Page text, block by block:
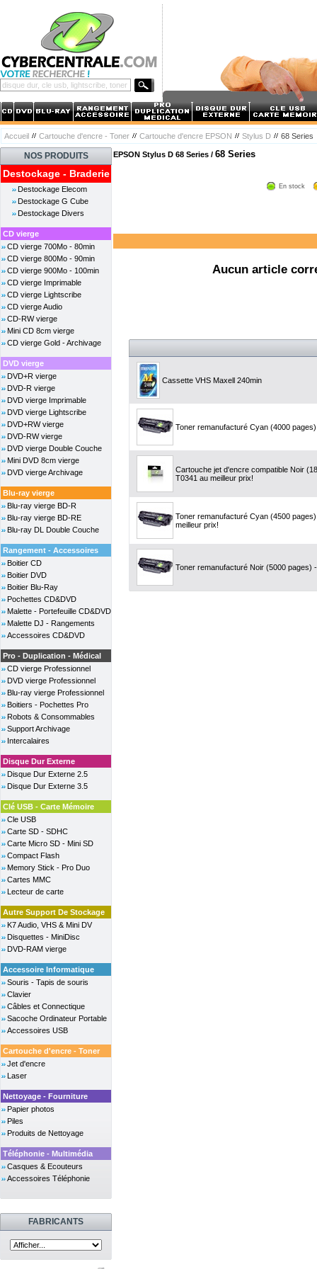
Accueil Cartouche d'encre - Toner Cartouche d'encre EPSON Stylus D 68 Series
NOS PRODUITS
Destockage - Braderie
Destockage Elecom
Destockage G Cube
Destockage Divers
CD vierge
CD vierge 700Mo - 80min
CD vierge 800Mo - 90min
CD vierge 900Mo - 100min
CD vierge Imprimable
CD vierge Lightscribe
CD vierge Audio
CD-RW vierge
Mini CD 8cm vierge
CD vierge Gold - Archivage
DVD vierge
DVD+R vierge
DVD-R vierge
DVD vierge Imprimable
DVD vierge Lightscribe
DVD+RW vierge
DVD-RW vierge
DVD vierge Double Couche
Mini DVD 8cm vierge
DVD vierge Archivage
Blu-ray vierge
Blu-ray vierge BD-R
Blu-ray vierge BD-RE
Blu-ray DL Double Couche
Rangement - Accessoires
Boitier CD
Boitier DVD
Boitier Blu-Ray
Pochettes CD&DVD
Malette - Portefeuille CD&DVD
Malette DJ - Rangements
Accessoires CD&DVD
Pro - Duplication - Médical
CD vierge Professionnel
DVD vierge Professionnel
Blu-ray vierge Professionnel
Boitiers - Pochettes Pro
Robots & Consommables
Support Archivage
Intercalaires
Disque Dur Externe
Disque Dur Externe 2.5
Disque Dur Externe 3.5
Clé USB - Carte Mémoire
Cle USB
Carte SD - SDHC
Carte Micro SD - Mini SD
Compact Flash
Memory Stick - Pro Duo
Cartes MMC
Lecteur de carte
Autre Support De Stockage
K7 Audio, VHS & Mini DV
Disquettes - MiniDisc
DVD-RAM vierge
Accessoire Informatique
Souris - Tapis de souris
Clavier
Câbles et Connectique
Sacoche Ordinateur Portable
Accessoires USB
Cartouche d'encre - Toner
Jet d'encre
Laser
Nettoyage - Fourniture
Papier photos
Piles
Produits de Nettoyage
Téléphonie - Multimédia
Casques & Ecouteurs
Accessoires Téléphonie
FABRICANTS
EPSON Stylus D 68 Series / 68 Series
En stock
Aucun article
Cassette VHS Maxell 240min
Toner remanufacturé Cyan (4000
Cartouche jet d'encre compatible Noir
T0341 au meilleur prix!
Toner remanufacturé Cyan (4500
meilleur prix!
Toner remanufacturé Noir (5000 pages)